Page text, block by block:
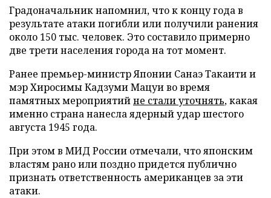
Градоначальник напомнил, что к концу года в
результате атаки погибли или получили ранения
около 150 тыс. человек. Это составило примерно
две трети населения города на тот момент.
Ранее премьер-министр Японии Санаэ Такаити и
мэр Хиросимы Кадзуми Мацуи во время
памятных мероприятийне стали уточнять, какая
именно страна нанесла ядерный удар шестого
августа 1945 года.
При этом в МИД России отмечали, что японским
властям рано или поздно придется публично
признать ответственность американцев за эти
атаки.